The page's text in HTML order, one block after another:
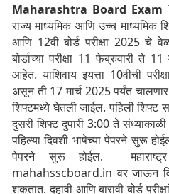
Maharashtra Board Exam
राज्य माध्यमिक आणि उच्च माध्यमिक
आणि 12वी बोर्ड परीक्षा 2025 चे
बोर्डाच्या परीक्षा 11 फेब्रुवारी ते
आहेत. याशिवाय इयत्ता 10वीची
असून ती 17 मार्च 2025 पर्यंत चालणार
शिफ्टमध्ये घेतली जाईल. पहिली
दुसरी शिफ्ट दुपारी 3:00 ते
पहिल्या दिवशी भाषेच्या पेपरने सुरू
पेपरने सुरू होईल. महाराष्ट्र
mahahsscboard.in वर जाऊन
शकतात. दहावी आणि बारावी बोर्ड